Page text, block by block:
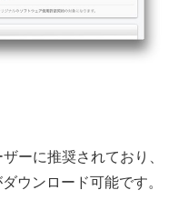
ーに推奨されており、
ウンロード可能です。